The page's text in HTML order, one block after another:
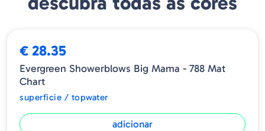
€ 28.35
Evergreen Showerblows Big Mama - 788 Mat
Chart
superficie / topwater
adicionar